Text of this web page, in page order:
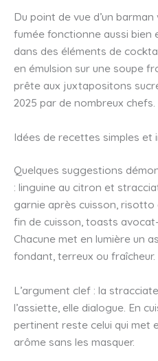
Du point de vue d’un
fumée fonctionne aussi bien
dans des éléments de
en émulsion sur une soupe
prête aux juxtapositons
2025 par de nombreux chefs.
Idées de recettes simples et
Quelques suggestions
: linguine au citron et
garnie après cuisson, risotto
fin de cuisson, toasts
Chacune met en lumière un
fondant, terreux ou fraîcheur.
L’argument clef : la
l’assiette, elle dialogue. En
pertinent reste celui qui met
arôme sans les masquer.